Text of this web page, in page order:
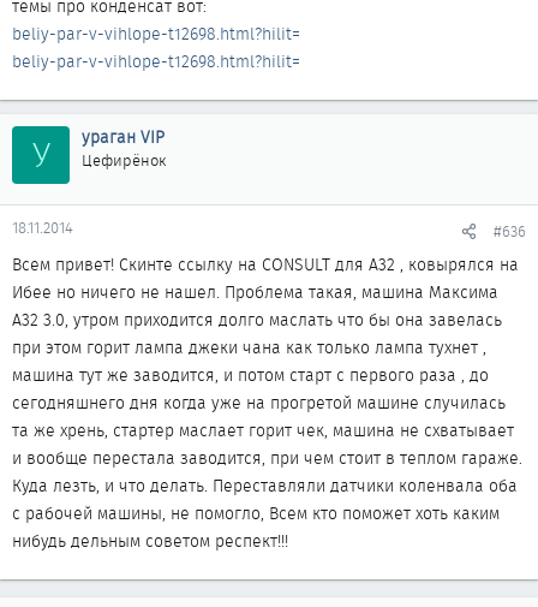
темы про конденсат вот:
beliy-par-v-vihlope-t12698.html?hilit=
beliy-par-v-vihlope-t12698.html?hilit=
У ураган VIP
Цефирёнок
18.11.2014 #636
Всем привет! Скинте ссылку на CONSULT для А32 , ковырялся на
Ибее но ничего не нашел. Проблема такая, машина Максима
А32 3.0, утром приходится долго маслать что бы она завелась
при этом горит лампа джеки чана как только лампа тухнет ,
машина тут же заводится, и потом старт с первого раза , до
сегодняшнего дня когда уже на прогретой машине случилась
та же хрень, стартер маслает горит чек, машина не схватывает
и вообще перестала заводится, при чем стоит в теплом гараже.
Куда лезть, и что делать. Переставляли датчики коленвала оба
с рабочей машины, не помогло, Всем кто поможет хоть каким
нибудь дельным советом респект!!!